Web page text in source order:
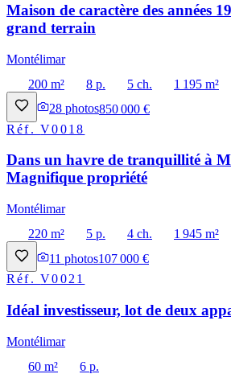
Maison de caractère des années
grand terrain
Montélimar
200 m²
8 p. 5 ch.
1 195 m²
28 photos850 000 €
Réf.V0018
Dans un havre de tranquillité à
Magnifique propriété
Montélimar
220 m²
5 p. 4 ch.
1 945 m²
11 photos107 000 €
Réf.V0021
Idéal investisseur, lot de deux
Montélimar
60 m²
6 p.